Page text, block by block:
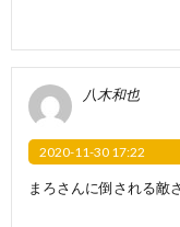
八木和也
2020-11-30 17:22
まろさんに倒される敵